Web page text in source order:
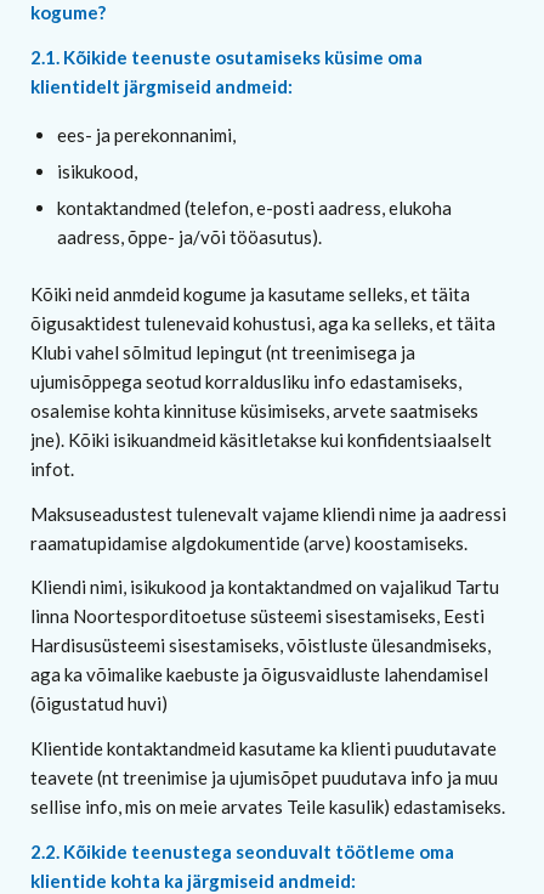
kogume?
2.1. Kõikide teenuste osutamiseks küsime oma
klientidelt järgmiseid andmeid:
ees- ja perekonnanimi,
isikukood,
kontaktandmed (telefon, e-posti aadress, elukoha
aadress, õppe- ja/või tööasutus).
Kõiki neid anmdeid kogume ja kasutame selleks, et täita
õigusaktidest tulenevaid kohustusi, aga ka selleks, et täita
Klubi vahel sõlmitud lepingut (nt treenimisega ja
ujumisõppega seotud korraldusliku info edastamiseks,
osalemise kohta kinnituse küsimiseks, arvete saatmiseks
jne). Kõiki isikuandmeid käsitletakse kui konfidentsiaalselt
infot.
Maksuseadustest tulenevalt vajame kliendi nime ja aadressi
raamatupidamise algdokumentide (arve) koostamiseks.
Kliendi nimi, isikukood ja kontaktandmed on vajalikud Tartu
linna Noortesporditoetuse süsteemi sisestamiseks, Eesti
Hardisusüsteemi sisestamiseks, võistluste ülesandmiseks,
aga ka võimalike kaebuste ja õigusvaidluste lahendamisel
(õigustatud huvi)
Klientide kontaktandmeid kasutame ka klienti puudutavate
teavete (nt treenimise ja ujumisõpet puudutava info ja muu
sellise info, mis on meie arvates Teile kasulik) edastamiseks.
2.2. Kõikide teenustega seonduvalt töötleme oma
klientide kohta ka järgmiseid andmeid: